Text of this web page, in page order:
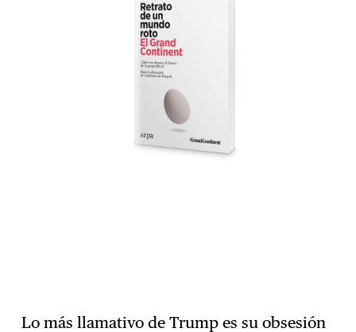
Lo más llamativo de Trump es su obsesión